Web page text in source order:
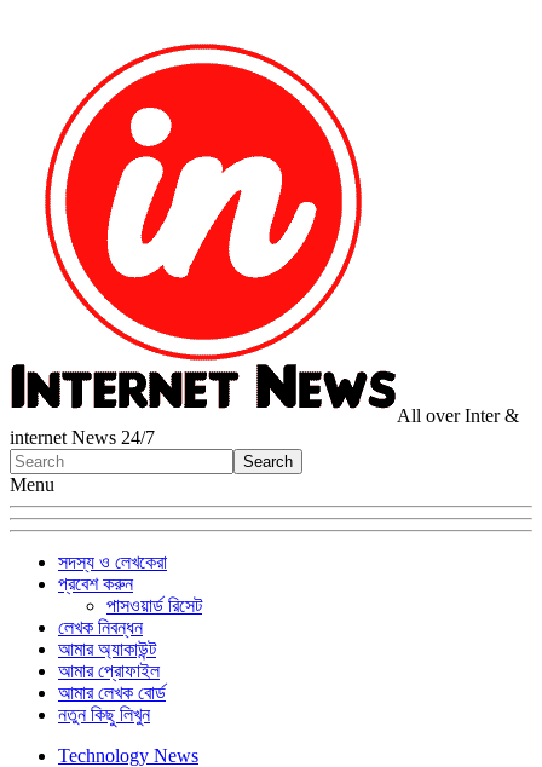
All over Inter &
internet News 24/7
Menu
সদস্য ও লেখকেরা
প্রবেশ করুন
পাসওয়ার্ড রিসেট
লেখক নিবন্ধন
আমার অ্যাকাউন্ট
আমার প্রোফাইল
আমার লেখক বোর্ড
নতুন কিছু লিখুন
Technology News